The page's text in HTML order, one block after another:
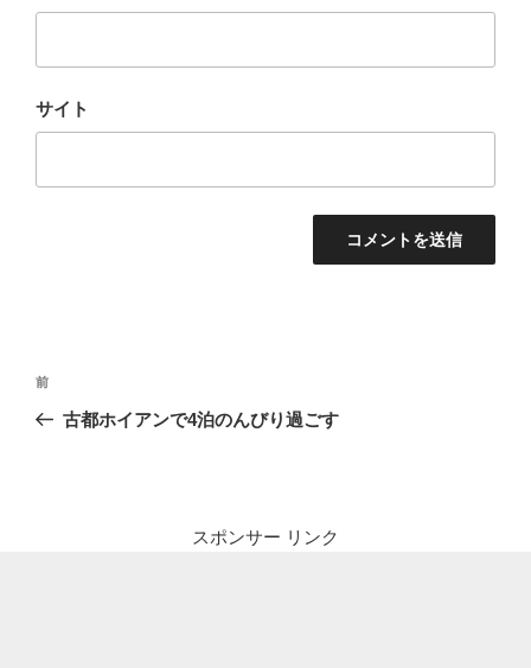
サイト
投
ナ
前
の
前
古都ホイアンで4泊のんびり過ごす
スポンサー リンク